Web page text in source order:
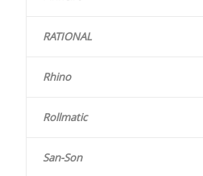
RATIONAL
Rhino
Rollmatic
San-Son